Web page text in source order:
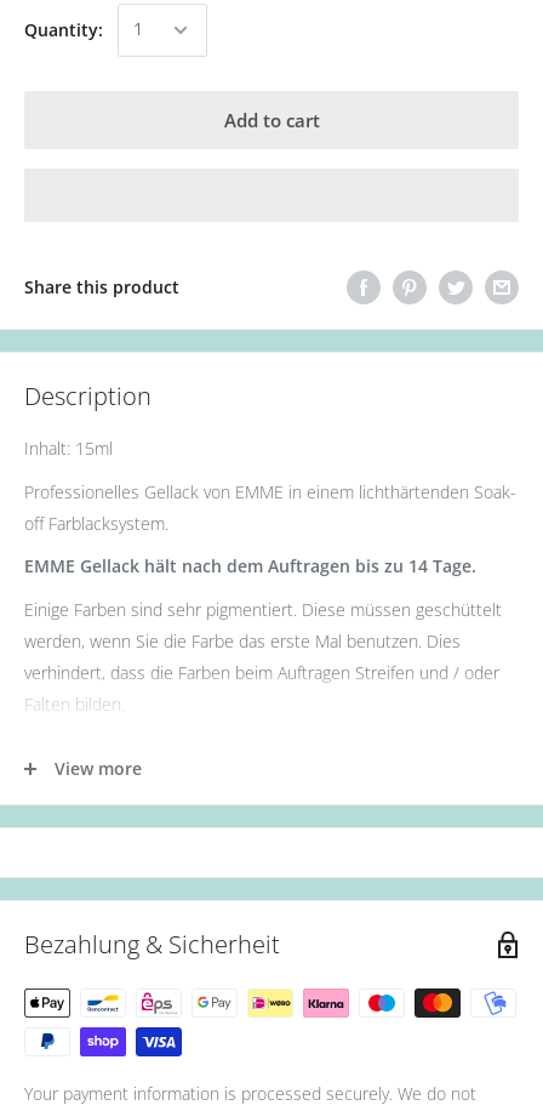
Quantity:
Add to cart
Share this product
Description
Inhalt: 15ml
Professionelles Gellack von EMME in einem lichthärtenden Soak-
off Farblacksystem.
EMME Gellack hält nach dem Auftragen bis zu 14 Tage.
Einige Farben sind sehr pigmentiert. Diese müssen geschüttelt
werden, wenn Sie die Farbe das erste Mal benutzen. Dies
verhindert, dass die Farben beim Auftragen Streifen und / oder
Falten bilden.
36W UV Lampe für 60s oder 12W LED Lampe für 30s.)
(Aushärtung: 36W UV Lampe für 90s oder 12W LED Lampe für
Lampe für 90s oder 12W LED Lampe für 60s.)
View more
Bezahlung & Sicherheit
Your payment information is processed securely. We do not